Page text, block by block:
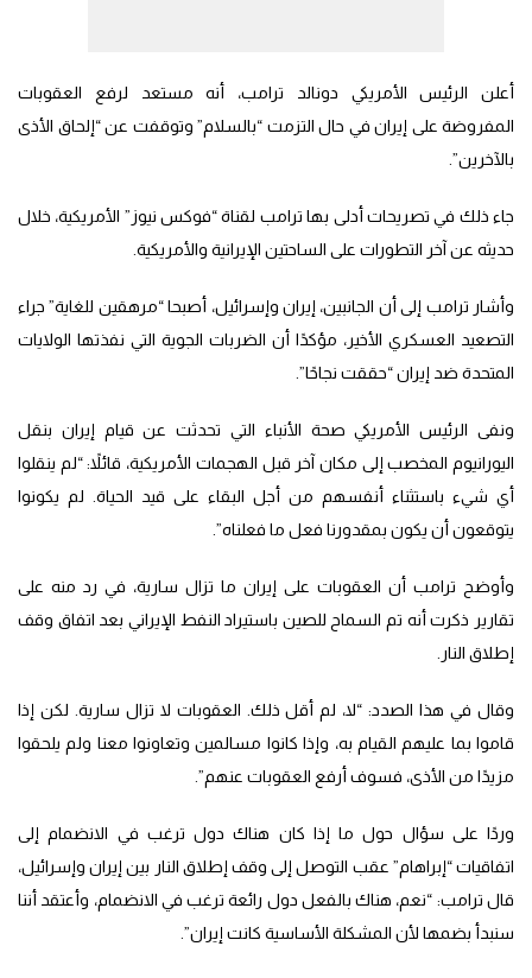
أعلن الرئيس الأمريكي دونالد ترامب، أنه مستعد لرفع العقوبات
المفروضة على إيران في حال التزمت “بالسلام” وتوقفت عن “إلحاق الأذى
بالآخرين”.
جاء ذلك في تصريحات أدلى بها ترامب لقناة “فوكس نيوز” الأمريكية، خلال
حديثه عن آخر التطورات على الساحتين الإيرانية والأمريكية.
وأشار ترامب إلى أن الجانبين، إيران وإسرائيل، أصبحا “مرهقين للغاية” جراء
التصعيد العسكري الأخير، مؤكدًا أن الضربات الجوية التي نفذتها الولايات
المتحدة ضد إيران “حققت نجاحًا”.
ونفى الرئيس الأمريكي صحة الأنباء التي تحدثت عن قيام إيران بنقل
اليورانيوم المخصب إلى مكان آخر قبل الهجمات الأمريكية، قائلاً: “لم ينقلوا
أي شيء باستثناء أنفسهم من أجل البقاء على قيد الحياة. لم يكونوا
يتوقعون أن يكون بمقدورنا فعل ما فعلناه”.
وأوضح ترامب أن العقوبات على إيران ما تزال سارية، في رد منه على
تقارير ذكرت أنه تم السماح للصين باستيراد النفط الإيراني بعد اتفاق وقف
إطلاق النار.
وقال في هذا الصدد: “لا، لم أقل ذلك. العقوبات لا تزال سارية. لكن إذا
قاموا بما عليهم القيام به، وإذا كانوا مسالمين وتعاونوا معنا ولم يلحقوا
مزيدًا من الأذى، فسوف أرفع العقوبات عنهم”.
وردًا على سؤال حول ما إذا كان هناك دول ترغب في الانضمام إلى
اتفاقيات “إبراهام” عقب التوصل إلى وقف إطلاق النار بين إيران وإسرائيل،
قال ترامب: “نعم، هناك بالفعل دول رائعة ترغب في الانضمام، وأعتقد أننا
سنبدأ بضمها لأن المشكلة الأساسية كانت إيران”.